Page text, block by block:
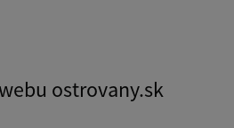
ostrovany.sk